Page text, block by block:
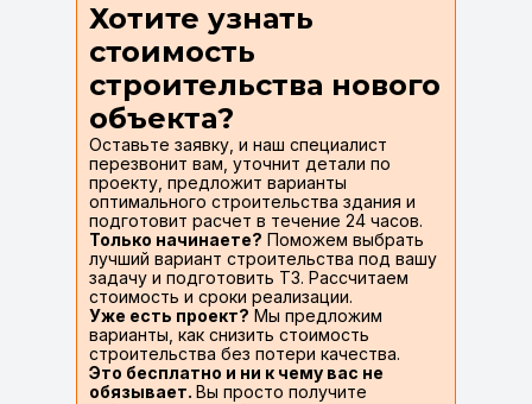
Хотите узнать
стоимость
строительства нового
объекта?
Оставьте заявку, и наш специалист
перезвонит вам, уточнит детали по
проекту, предложит варианты
оптимального строительства здания и
подготовит расчет в течение 24 часов.
Только начинаете? Поможем выбрать
лучший вариант строительства под вашу
задачу и подготовить ТЗ. Рассчитаем
стоимость и сроки реализации.
Уже есть проект? Мы предложим
варианты, как снизить стоимость
строительства без потери качества.
Это бесплатно и ни к чему вас не
обязывает. Вы просто получите